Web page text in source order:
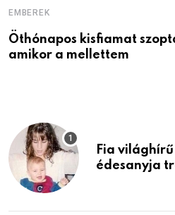
EMBEREK
Öthónapos kisfiamat
amikor a mellettem
Fia
édesanyja